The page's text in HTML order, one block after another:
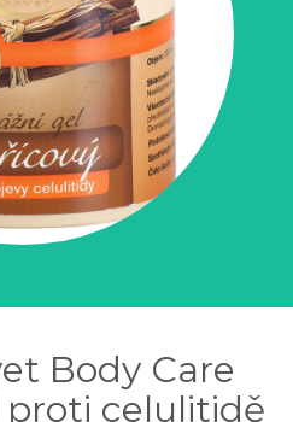
Body Care
proti celulitidě